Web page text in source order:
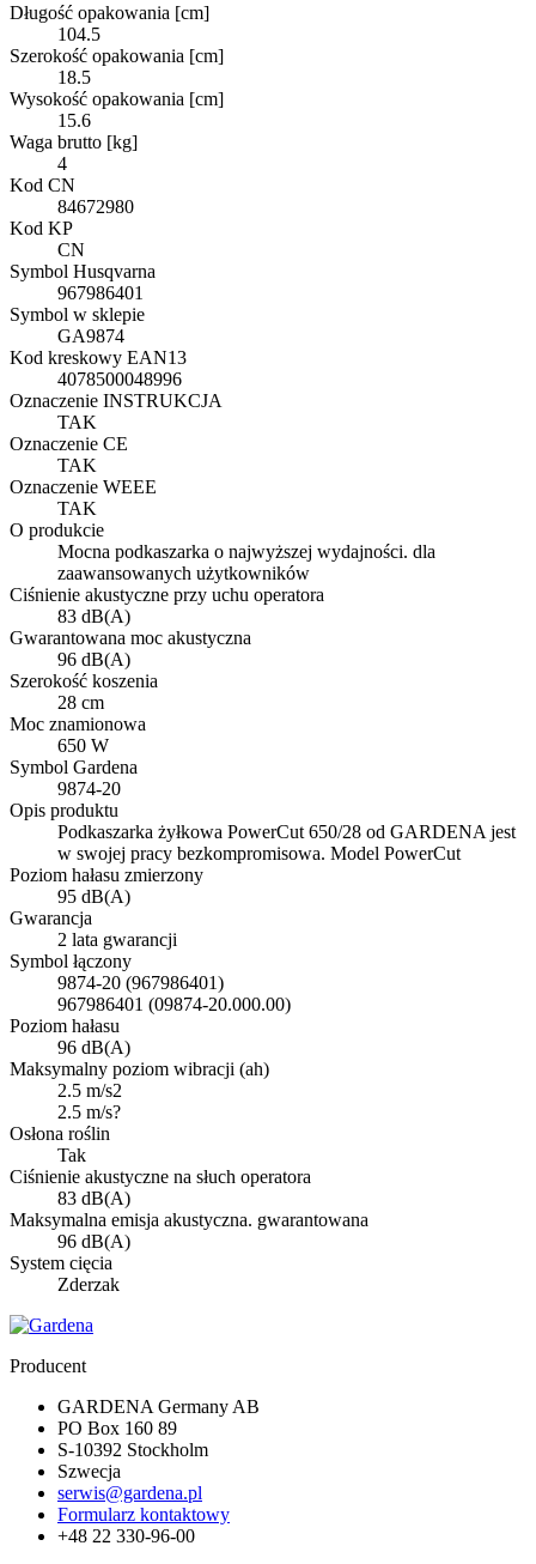
Długość opakowania [cm]
104.5
Szerokość opakowania [cm]
18.5
Wysokość opakowania [cm]
15.6
Waga brutto [kg]
4
Kod CN
84672980
Kod KP
CN
Symbol Husqvarna
967986401
Symbol w sklepie
GA9874
Kod kreskowy EAN13
4078500048996
Oznaczenie INSTRUKCJA
TAK
Oznaczenie CE
TAK
Oznaczenie WEEE
TAK
O produkcie
Mocna podkaszarka o najwyższej wydajności. dla
zaawansowanych użytkowników
Ciśnienie akustyczne przy uchu operatora
83 dB(A)
Gwarantowana moc akustyczna
96 dB(A)
Szerokość koszenia
28 cm
Moc znamionowa
650 W
Symbol Gardena
9874-20
Opis produktu
Podkaszarka żyłkowa PowerCut 650/28 od GARDENA jest
w swojej pracy bezkompromisowa. Model PowerCut
Poziom hałasu zmierzony
95 dB(A)
Gwarancja
2 lata gwarancji
Symbol łączony
9874-20 (967986401)
967986401 (09874-20.000.00)
Poziom hałasu
96 dB(A)
Maksymalny poziom wibracji (ah)
2.5 m/s2
2.5 m/s?
Osłona roślin
Tak
Ciśnienie akustyczne na słuch operatora
83 dB(A)
Maksymalna emisja akustyczna. gwarantowana
96 dB(A)
System cięcia
Zderzak
Producent
GARDENA Germany AB
PO Box 160 89
S-10392 Stockholm
Szwecja
serwis@gardena.pl
Formularz kontaktowy
+48 22 330-96-00